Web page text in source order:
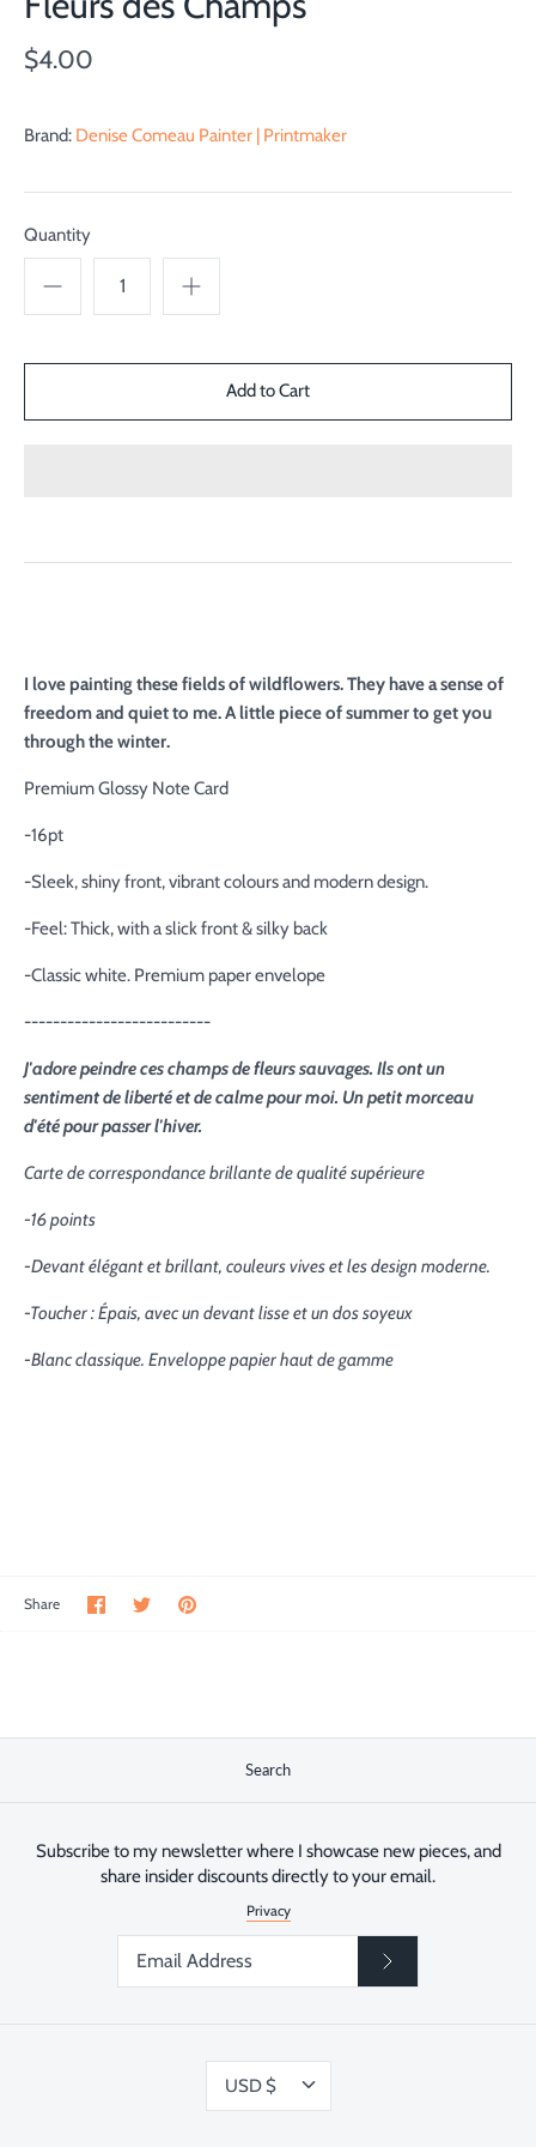
$4.00
Brand: Denise Comeau Painter | Printmaker
Quantity
I love painting these fields of wildflowers. They have a sense of
freedom and quiet to me. A little piece of summer to get you
through the winter.
Premium Glossy Note Card
-16pt
-Sleek, shiny front, vibrant colours and modern design.
-Feel: Thick, with a slick front & silky back
-Classic white. Premium paper envelope
--------------------------
J'adore peindre ces champs de fleurs sauvages. Ils ont un
sentiment de liberté et de calme pour moi. Un petit morceau
d'été pour passer l'hiver.
Carte de correspondance brillante de qualité supérieure
-16 points
-Devant élégant et brillant, couleurs vives et les design moderne.
-Toucher : Épais, avec un devant lisse et un dos soyeux
-Blanc classique. Enveloppe papier haut de gamme
Share
Share
on
SharePin
Search
Subscribe to my newsletter where I showcase new pieces, and
share insider discounts directly to your email.
Privacy
Currency
USD $